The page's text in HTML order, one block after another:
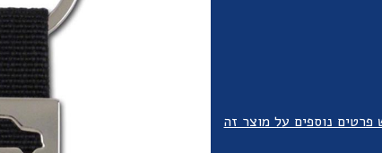
פרטים נוספים על מוצר זה